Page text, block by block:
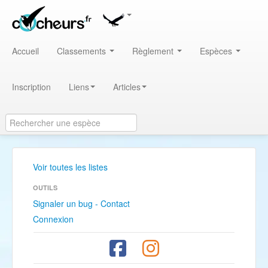
Accueil Classements Règlement Espèces
Inscription Liens Articles
Voir toutes les listes
OUTILS
Signaler un bug - Contact
Connexion